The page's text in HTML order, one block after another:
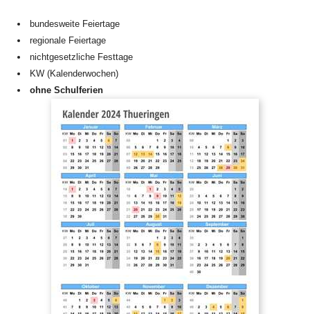
bundesweite Feiertage
regionale Feiertage
nichtgesetzliche Festtage
KW (Kalenderwochen)
ohne Schulferien